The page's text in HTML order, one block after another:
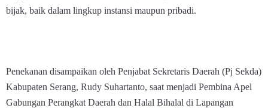
bijak, baik dalam lingkup instansi maupun pribadi.
Penekanan disampaikan oleh Penjabat Sekretaris Daerah (Pj Sekda)
Kabupaten Serang, Rudy Suhartanto, saat menjadi Pembina Apel
Gabungan Perangkat Daerah dan Halal Bihalal di Lapangan